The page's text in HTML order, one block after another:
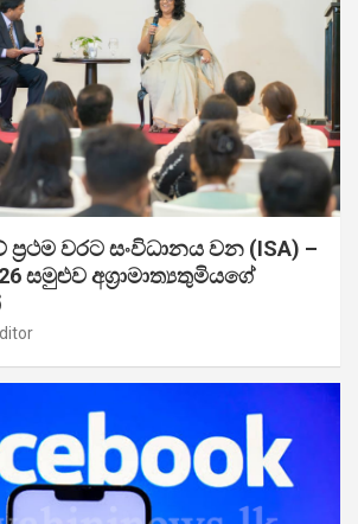
වරට සංවිධානය වන (ISA) –
සමුළුව අග්‍රාමාත්‍යතුමියගේ